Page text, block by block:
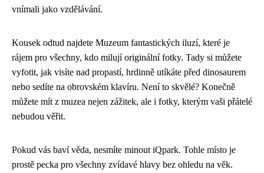
vnímali jako vzdělávání.
Kousek odtud najdete Muzeum fantastických iluzí, které je
rájem pro všechny, kdo milují originální fotky. Tady si můžete
vyfotit, jak visíte nad propastí, hrdinně utíkáte před dinosaurem
nebo sedíte na obrovském klavíru. Není to skvělé? Konečně
můžete mít z muzea nejen zážitek, ale i fotky, kterým vaši přátelé
nebudou věřit.
Pokud vás baví věda, nesmíte minout iQpark. Tohle místo je
prostě pecka pro všechny zvídavé hlavy bez ohledu na věk.